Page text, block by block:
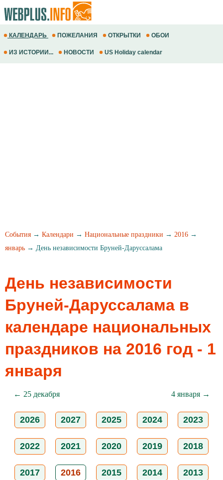
КАЛЕНДАРЬ ПОЖЕЛАНИЯ ОТКРЫТКИ ОБОИ
ИЗ ИСТОРИИ... НОВОСТИ US Holiday calendar
События → Календари → Национальные праздники → 2016 →
январь → День независимости Бруней-Даруссалама
День независимости
Бруней-Даруссалама в
календаре национальных
праздников на 2016 год - 1
января
← 25 декабря 4 января →
2026 2027 2025 2024 2023
2022 2021 2020 2019 2018
2017 2016 2015 2014 2013